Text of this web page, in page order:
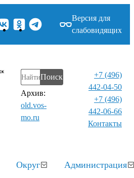
Версия для
слабовидящих
Поиск
Архив:
old.vos-
mo.ru
+7 (496)
442-04-50
+7 (496)
442-06-66
Контакты⁠
Округ Администрация